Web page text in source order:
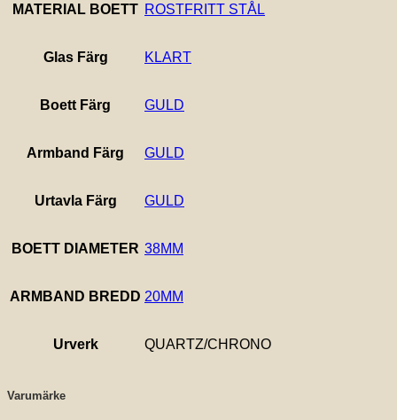
MATERIAL BOETT ROSTFRITT STÅL
Glas Färg KLART
Boett Färg GULD
Armband Färg GULD
Urtavla Färg GULD
BOETT DIAMETER 38MM
ARMBAND BREDD 20MM
Urverk QUARTZ/CHRONO
Varumärke